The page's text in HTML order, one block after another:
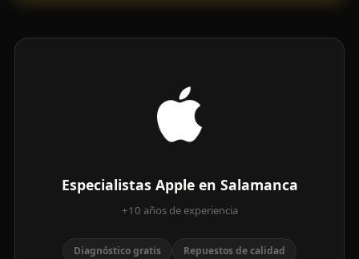
Especialistas Apple en Salamanca
+10 años de experiencia
Diagnóstico gratis
Repuestos de calidad